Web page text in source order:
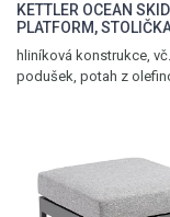
KETTLER OCEAN SKID
PLATFORM,
hliníková konstrukce, vč.
podušek, potah z